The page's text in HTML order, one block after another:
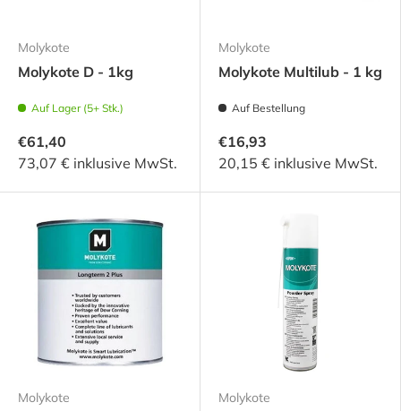
Molykote
Molykote D - 1kg
Auf Lager (5+ Stk.)
€61,40
73,07 € inklusive MwSt.
Molykote
Molykote Multilub - 1 kg
Auf Bestellung
€16,93
20,15 € inklusive MwSt.
Molykote Molykote